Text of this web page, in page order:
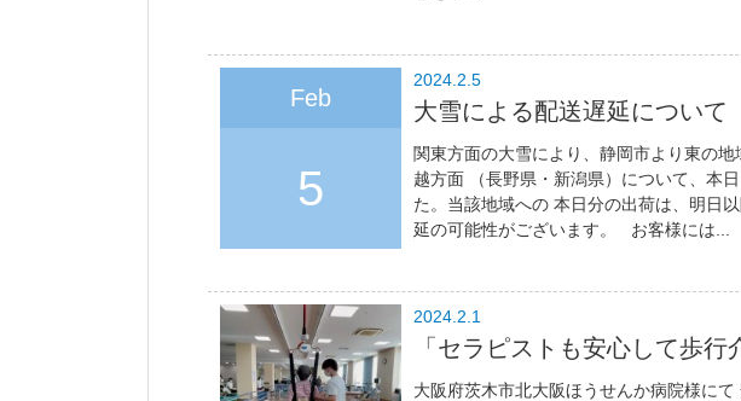
Feb
5
2024.2.5
大雪による配送遅延について
関東方面の大雪により、静岡市より東の
越方面 （長野県・新潟県）について、本
た。当該地域への 本日分の出荷は、明日
延の可能性がございます。 お客様には...
2024.2.1
「セラピストも安心して歩行
大阪府茨木市北大阪ほうせんか病院様に